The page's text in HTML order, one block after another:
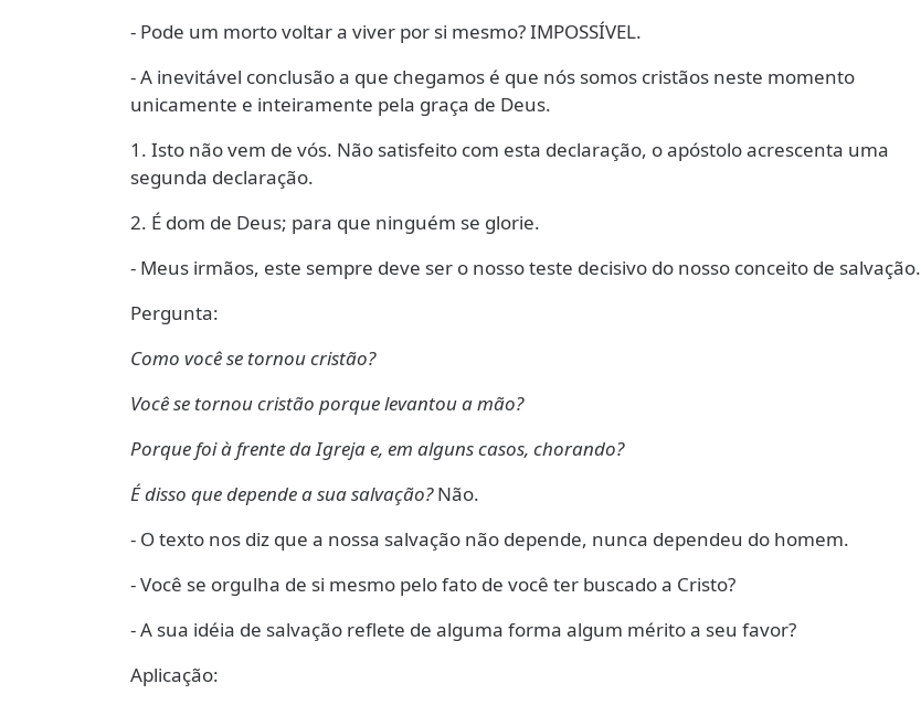
- Pode um morto voltar a viver por si mesmo? IMPOSSÍVEL.
- A inevitável conclusão a que chegamos é que nós somos cristãos neste momento
unicamente e inteiramente pela graça de Deus.
1. Isto não vem de vós. Não satisfeito com esta declaração, o apóstolo acrescenta uma
segunda declaração.
2. É dom de Deus; para que ninguém se glorie.
- Meus irmãos, este sempre deve ser o nosso teste decisivo do nosso conceito de salvação.
Pergunta:
Como você se tornou cristão?
Você se tornou cristão porque levantou a mão?
Porque foi à frente da Igreja e, em alguns casos, chorando?
É disso que depende a sua salvação?Não.
- O texto nos diz que a nossa salvação não depende, nunca dependeu do homem.
- Você se orgulha de si mesmo pelo fato de você ter buscado a Cristo?
- A sua idéia de salvação reflete de alguma forma algum mérito a seu favor?
Aplicação: